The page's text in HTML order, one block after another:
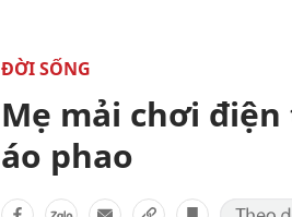
ĐỜI SỐNG
Mẹ mải chơi
áo phao